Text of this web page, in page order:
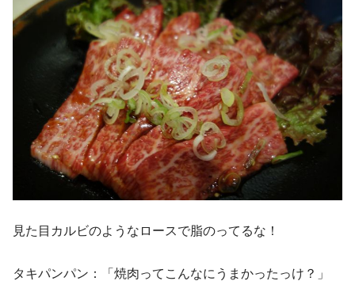
見た目カルビのようなロースで脂のってるな！
タキパンパン：「焼肉ってこんなにうまかったっけ？」